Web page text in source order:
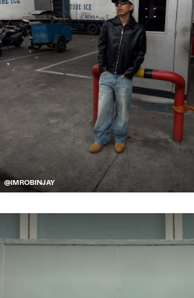
@IMROBINJAY